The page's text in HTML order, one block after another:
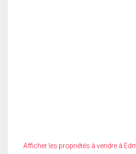
Afficher les propriétés à vendre à